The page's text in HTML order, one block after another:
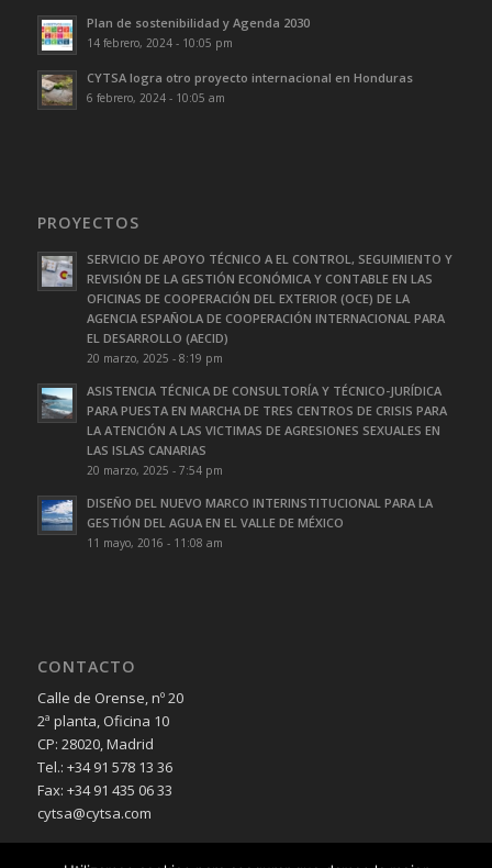
Plan de sostenibilidad y Agenda 2030
14 febrero, 2024 - 10:05 pm
CYTSA logra otro proyecto internacional en Honduras
6 febrero, 2024 - 10:05 am
PROYECTOS
SERVICIO DE APOYO TÉCNICO A EL CONTROL, SEGUIMIENTO Y
REVISIÓN DE LA GESTIÓN ECONÓMICA Y CONTABLE EN LAS
OFICINAS DE COOPERACIÓN DEL EXTERIOR (OCE) DE LA
AGENCIA ESPAÑOLA DE COOPERACIÓN INTERNACIONAL PARA
EL DESARROLLO (AECID)
20 marzo, 2025 - 8:19 pm
ASISTENCIA TÉCNICA DE CONSULTORÍA Y TÉCNICO-JURÍDICA
PARA PUESTA EN MARCHA DE TRES CENTROS DE CRISIS PARA
LA ATENCIÓN A LAS VICTIMAS DE AGRESIONES SEXUALES EN
LAS ISLAS CANARIAS
20 marzo, 2025 - 7:54 pm
DISEÑO DEL NUEVO MARCO INTERINSTITUCIONAL PARA LA
GESTIÓN DEL AGUA EN EL VALLE DE MÉXICO
11 mayo, 2016 - 11:08 am
CONTACTO
Calle de Orense, nº 20
2ª planta, Oficina 10
CP: 28020, Madrid
Tel.: +34 91 578 13 36
Fax: +34 91 435 06 33
cytsa@cytsa.com